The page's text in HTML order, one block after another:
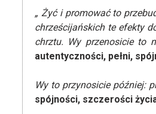
„ Żyć i promować to
chrześcijańskich te efekty
chrztu. Wy przenosicie to
autentyczności, pełni,
Wy to przynosicie później:
spójności, szczerości